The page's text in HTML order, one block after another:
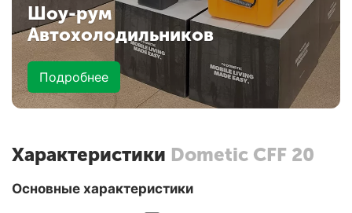
Шоу-рум
Автохолодильников
Подробнее
Характеристики Dometic CFF 20
Основные характеристики